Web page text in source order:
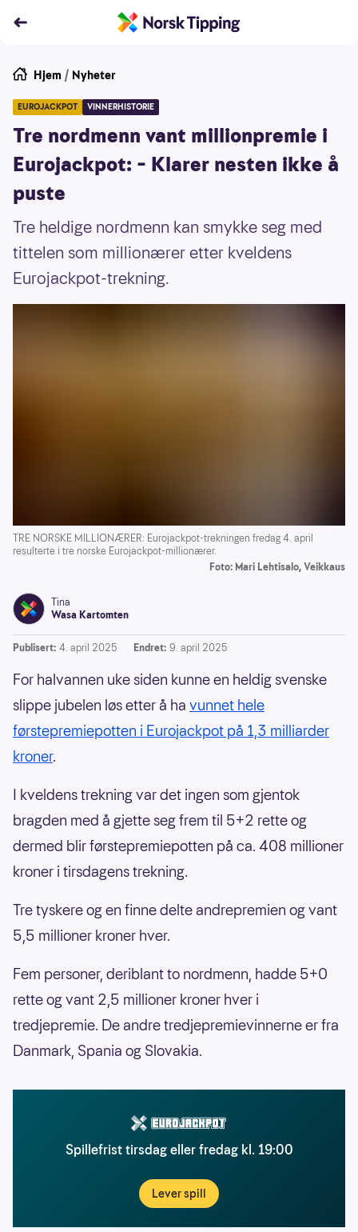
Hjem / Nyheter
EUROJACKPOT VINNERHISTORIE
Tre nordmenn vant millionpremie i
Eurojackpot: – Klarer nesten ikke å
puste
Tre heldige nordmenn kan smykke seg med
tittelen som millionærer etter kveldens
Eurojackpot-trekning.
TRE NORSKE MILLIONÆRER: Eurojackpot-trekningen fredag 4. april
resulterte i tre norske Eurojackpot-millionærer.
Foto: Mari Lehtisalo, Veikkaus
Tina
Wasa Kartomten
Publisert: 4. april 2025 Endret: 9. april 2025
For halvannen uke siden kunne en heldig svenske
slippe jubelen løs etter å ha vunnet hele
førstepremiepotten i Eurojackpot på 1,3 milliarder
kroner.
I kveldens trekning var det ingen som gjentok
bragden med å gjette seg frem til 5+2 rette og
dermed blir førstepremiepotten på ca. 408 millioner
kroner i tirsdagens trekning.
Tre tyskere og en finne delte andrepremien og vant
5,5 millioner kroner hver.
Fem personer, deriblant to nordmenn, hadde 5+0
rette og vant 2,5 millioner kroner hver i
tredjepremie. De andre tredjepremievinnerne er fra
Danmark, Spania og Slovakia.
Spillefrist tirsdag eller fredag kl. 19:00
Lever spill